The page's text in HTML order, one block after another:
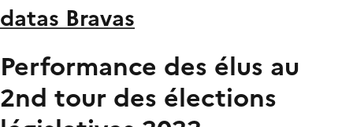
datas Bravas
Performance des élus au
2nd tour des élections